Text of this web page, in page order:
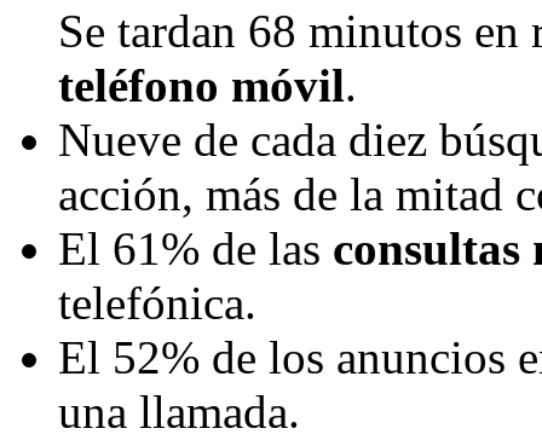
Se tardan 68 minutos
teléfono móvil.
Nueve de cada diez
acción, más de la mitad
El 61% de las consultas
telefónica.
El 52% de los anuncios
una llamada.